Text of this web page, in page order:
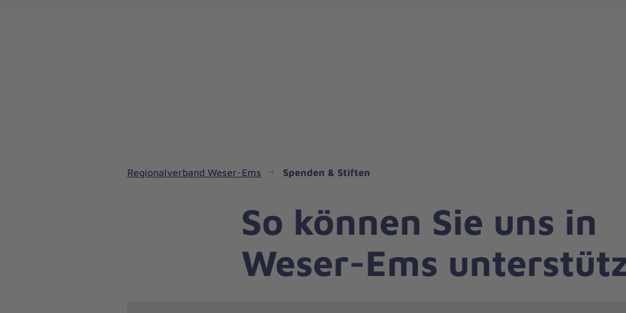
Regionalverband Weser-Ems Spenden & Stiften
So können Sie uns in
Weser-Ems